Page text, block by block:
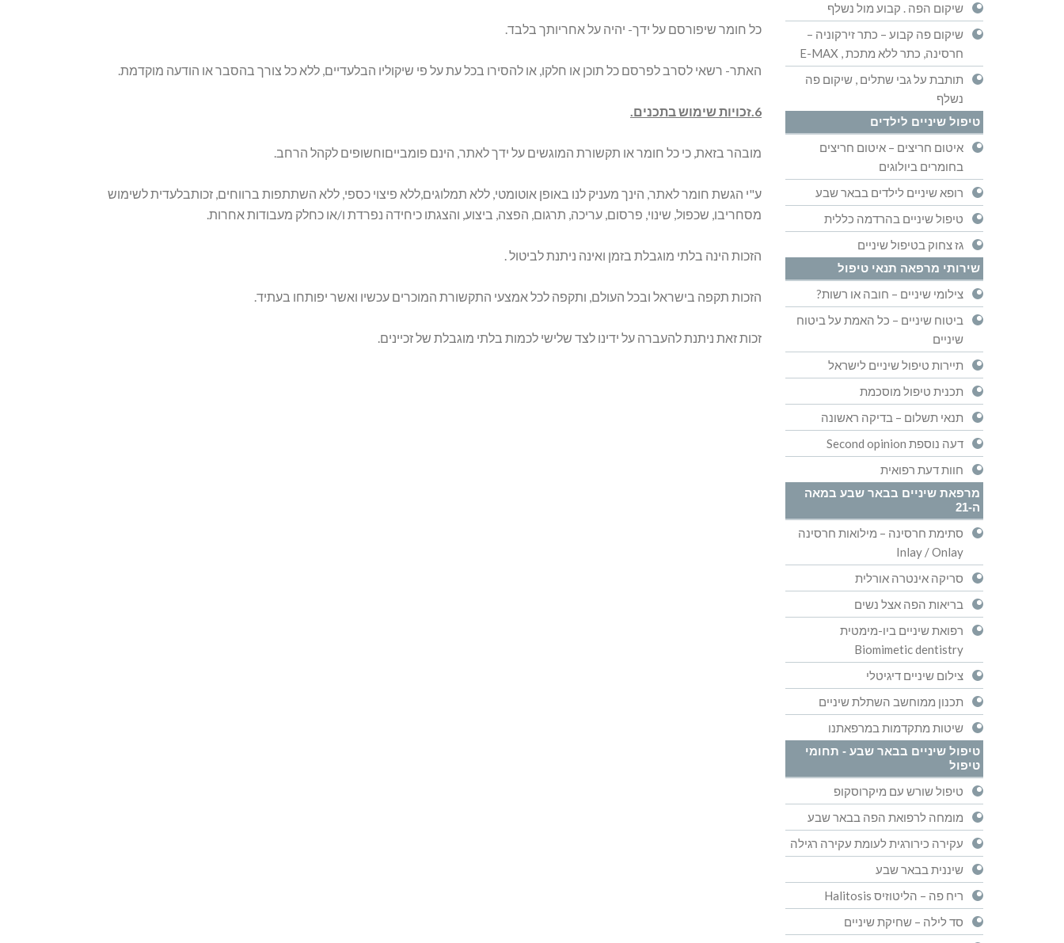
כל חומר שיפורסם על ידך- יהיה על אחריותך בלבד.
האתר- רשאי לסרב לפרסם כל תוכן או חלקו, או להסירו בכל עת על פי שיקוליו הבלעדיים, ללא כל צורך בהסבר או הודעה מוקדמת.
6.זכויות שימוש בתכנים.
מובהר בזאת, כי כל חומר או תקשורת המוגשים על ידך לאתר, הינם פומבייםוחשופים לקהל הרחב.
ע"י הגשת חומר לאתר, הינך מעניק לנו באופן אוטומטי, ללא תמלוגים,ללא פיצוי כספי, ללא השתתפות ברווחים, זכותבלעדית לשימוש
מסחריבו, שכפול, שינוי, פרסום, עריכה, תרגום, הפצה, ביצוע, והצגתו כיחידה נפרדת ו/או כחלק מעבודות אחרות.
הזכות הינה בלתי מוגבלת בזמן ואינה ניתנת לביטול .
הזכות תקפה בישראל ובכל העולם, ותקפה לכל אמצעי התקשורת המוכרים עכשיו ואשר יפותחו בעתיד.
זכות זאת ניתנת להעברה על ידינו לצד שלישי לכמות בלתי מוגבלת של זכיינים.
שיקום הפה . קבוע מול נשלף
שיקום פה קבוע – כתר זירקוניה –
חרסינה, כתר ללא מתכת , E-MAX
תותבת על גבי שתלים , שיקום פה
נשלף
טיפול שיניים לילדים
איטום חריצים – איטום חריצים
בחומרים ביולוגים
רופא שיניים לילדים בבאר שבע
טיפול שיניים בהרדמה כללית
גז צחוק בטיפול שיניים
שירותי מרפאה תנאי טיפול
צילומי שיניים – חובה או רשות?
ביטוח שיניים – כל האמת על ביטוח
שיניים
תיירות טיפול שיניים לישראל
תכנית טיפול מוסכמת
תנאי תשלום – בדיקה ראשונה
דעה נוספת Second opinion
חוות דעת רפואית
מרפאת שיניים בבאר שבע במאה
ה-21
סתימת חרסינה – מילואות חרסינה
Inlay / Onlay
סריקה אינטרה אורלית
בריאות הפה אצל נשים
רפואת שיניים ביו-מימטית
Biomimetic dentistry
צילום שיניים דיגיטלי
תכנון ממוחשב השתלת שיניים
שיטות מתקדמות במרפאתנו
טיפול שיניים בבאר שבע - תחומי
טיפול
טיפול שורש עם מיקרוסקופ
מומחה לרפואת הפה בבאר שבע
עקירה כירורגית לעומת עקירה רגילה
שיננית בבאר שבע
ריח פה – הליטוזיס Halitosis
סד לילה – שחיקת שיניים